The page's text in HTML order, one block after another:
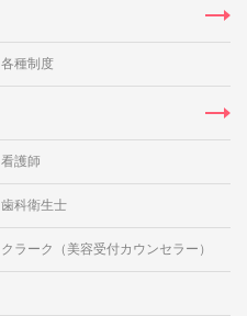
各種制度
看護師
歯科衛生士
クラーク（美容受付カウンセラー）